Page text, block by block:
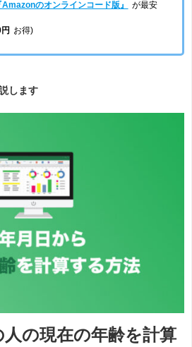
Amazonのオンラインコード版』
が最安
お得)
します
人の現在の年齢を計算